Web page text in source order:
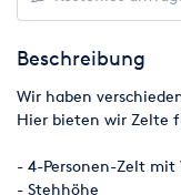
Beschreibung
Wir haben
Hier bieten wir Zelte
- 4-Personen-Zelt mit
- Stehhöhe